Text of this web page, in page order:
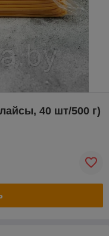
40 шт/500 г)